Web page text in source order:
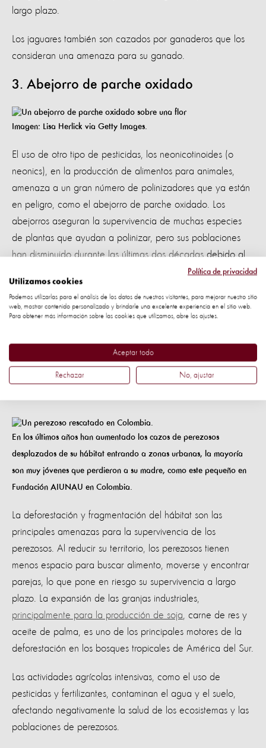
largo plazo.
Los jaguares también son cazados por ganaderos que los
consideran una amenaza para su ganado.
3. Abejorro de parche oxidado
Imagen: Lisa Herlick via Getty Images.
El uso de otro tipo de pesticidas, los neonicotinoides (o
neonics), en la producción de alimentos para animales,
amenaza a un gran número de polinizadores que ya están
en peligro, como el abejorro de parche oxidado. Los
abejorros aseguran la supervivencia de muchas especies
de plantas que ayudan a polinizar, pero sus poblaciones
han disminuido durante las últimas dos décadas debido al
Este abejorro absorbe neonics a través de su exoesqueleto,
así como por el néctar y polen contaminados. Al ser abejas
son particularmente susceptibles a los pesticidas como los
neonicotinoides, que son muy persistentes en el suelo.
En los últimos años han aumentado los cazos de perezosos
desplazados de su hábitat entrando a zonas urbanas, la mayoría
son muy jóvenes que perdieron a su madre, como este pequeño en
Fundación AIUNAU en Colombia.
La deforestación y fragmentación del hábitat son las
principales amenazas para la supervivencia de los
perezosos. Al reducir su territorio, los perezosos tienen
menos espacio para buscar alimento, moverse y encontrar
parejas, lo que pone en riesgo su supervivencia a largo
plazo. La expansión de las granjas industriales,
principalmente para la producción de soja , carne de res y
aceite de palma, es uno de los principales motores de la
deforestación en los bosques tropicales de América del Sur.
Las actividades agrícolas intensivas, como el uso de
pesticidas y fertilizantes, contaminan el agua y el suelo,
afectando negativamente la salud de los ecosistemas y las
poblaciones de perezosos.
Política de privacidad
Utilizamos cookies
Podemos utilizarlas para el análisis de los datos de nuestros visitantes, para mejorar nuestro sitio
web, mostrar contenido personalizado y brindarle una excelente experiencia en el sitio web.
Para obtener más información sobre las cookies que utilizamos, abre los ajustes.
Aceptar todo
Rechazar No, ajustar